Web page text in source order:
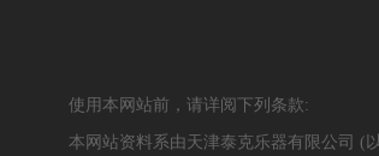
使用本网站前，请详阅下列条款:
本网站资料系由天津泰克乐器有限公司 (